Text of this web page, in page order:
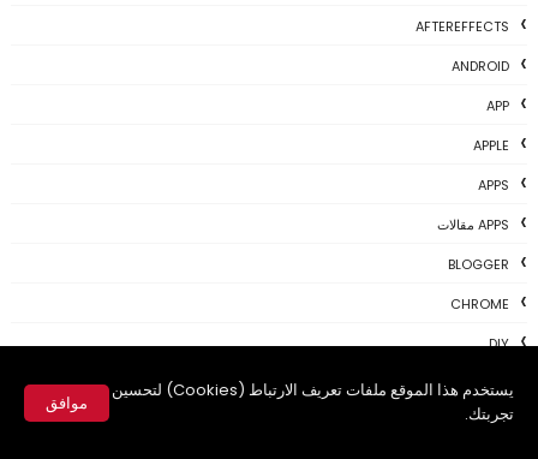
يستخدم هذا الموقع ملفات تعريف الارتباط (Cookies) لتحسين
تجربتك.
موافق
AFTEREFFECTS
ANDROID
APP
APPLE
APPS
APPS مقالات
BLOGGER
CHROME
DIY
E-LEARNING
ELECTRONICS